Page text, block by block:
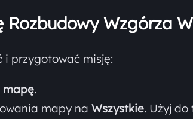
Rozbudowy Wzgórza
i przygotować misję:
mapę.
mapy na Wszystkie. Użyj